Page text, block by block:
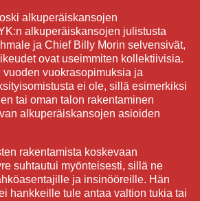
alkuperäiskansojen
alkuperäiskansojen julistusta
ja Chief Billy Morin selvensivät,
ovat useimmiten kollektiivisia.
vuokrasopimuksia ja
ei ole, sillä esimerkiksi
tai oman talon rakentaminen
alkuperäiskansojen asioiden
rakentamista koskevaan
suhtautui myönteisesti, sillä ne
ja insinööreille. Hän
hankkeille tule antaa valtion tukia tai